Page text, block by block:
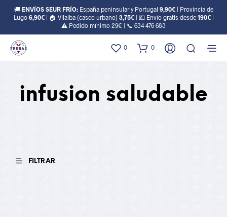
🚚 ENVÍOS SEUR FRÍO:España peninsular y Portugal 9,90€| Provincia de
Lugo 6,90€| 🏠 Vilalba (casco urbano) 3,75€| 💶 Envío gratis desde 190€|
⚠️ Pedido mínimo 29€ | 📞 634 476 683
0 0
infusion saludable
FILTRAR